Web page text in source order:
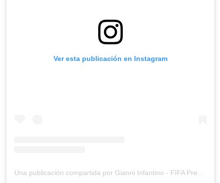
Ver esta publicación en Instagram
Una publicación compartida por Gianni Infantino - FIFA President (@gianni_infantino)